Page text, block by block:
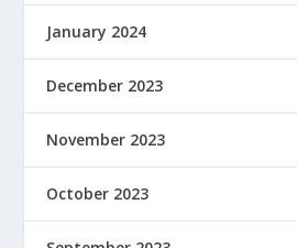
January 2024
December 2023
November 2023
October 2023